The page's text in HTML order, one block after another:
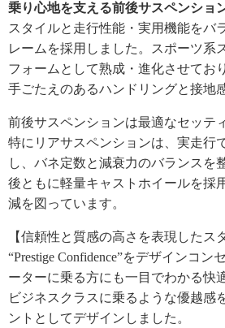
乗り心地を支える前後サスペンション
スタイルと走行性能・実用機能をバ
レームを採用しました。スポーツ系
フォームとして熟成・進化させてお
手ごたえのあるハンドリングと接地
前後サスペンションは最適なセッテ
特にリアサスペンションは、実走行
し、バネ定数と減衰力のバランスを
後ともに軽量キャストホイールを採
減を図っています。
【信頼性と質感の高さを表現したス
“Prestige Confidence”をデザインコン
ーターに乗る方にも一目でわかる快
ビジネスクラスに乗るような優越感
ントとしてデザインしました。